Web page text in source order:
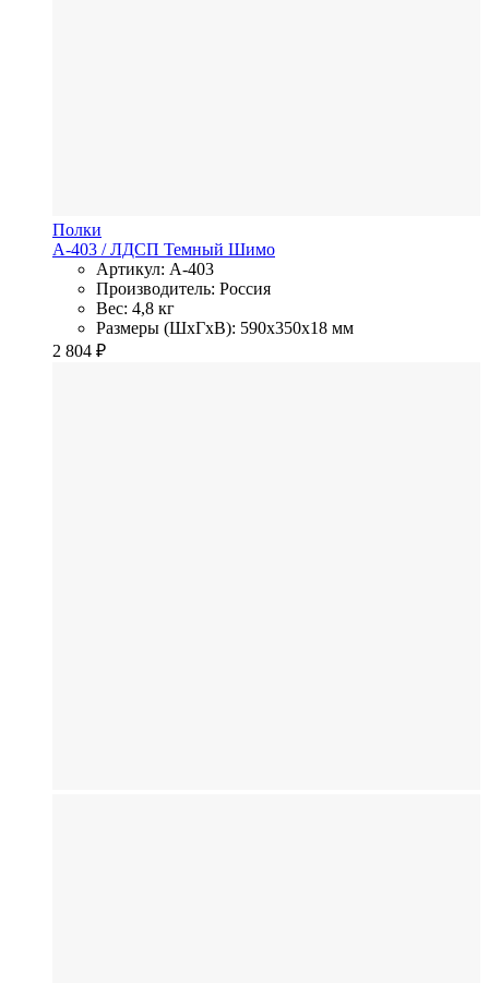
Полки
А-403 / ЛДСП Темный Шимо
Артикул: А-403
Производитель: Россия
Вес: 4,8 кг
Размеры (ШхГхВ): 590x350x18 мм
2 804 ₽